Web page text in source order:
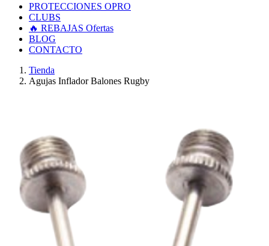
PROTECCIONES OPRO
CLUBS
🔥 REBAJAS Ofertas
BLOG
CONTACTO
Tienda
Agujas Inflador Balones Rugby